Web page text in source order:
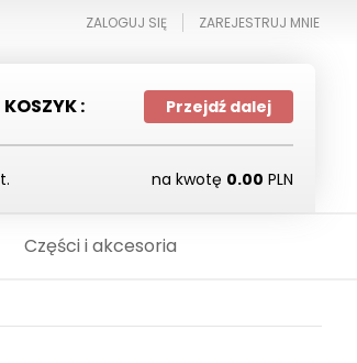
ZALOGUJ SIĘ ZAREJESTRUJ MNIE
KOSZYK : Przejdź dalej
na kwotę 0.00 PLN
Części i akcesoria